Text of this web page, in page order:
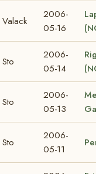
Valack
2006-
05-16
Sto
2006-
05-14
Sto
2006-
05-13
Sto
2006-
05-11